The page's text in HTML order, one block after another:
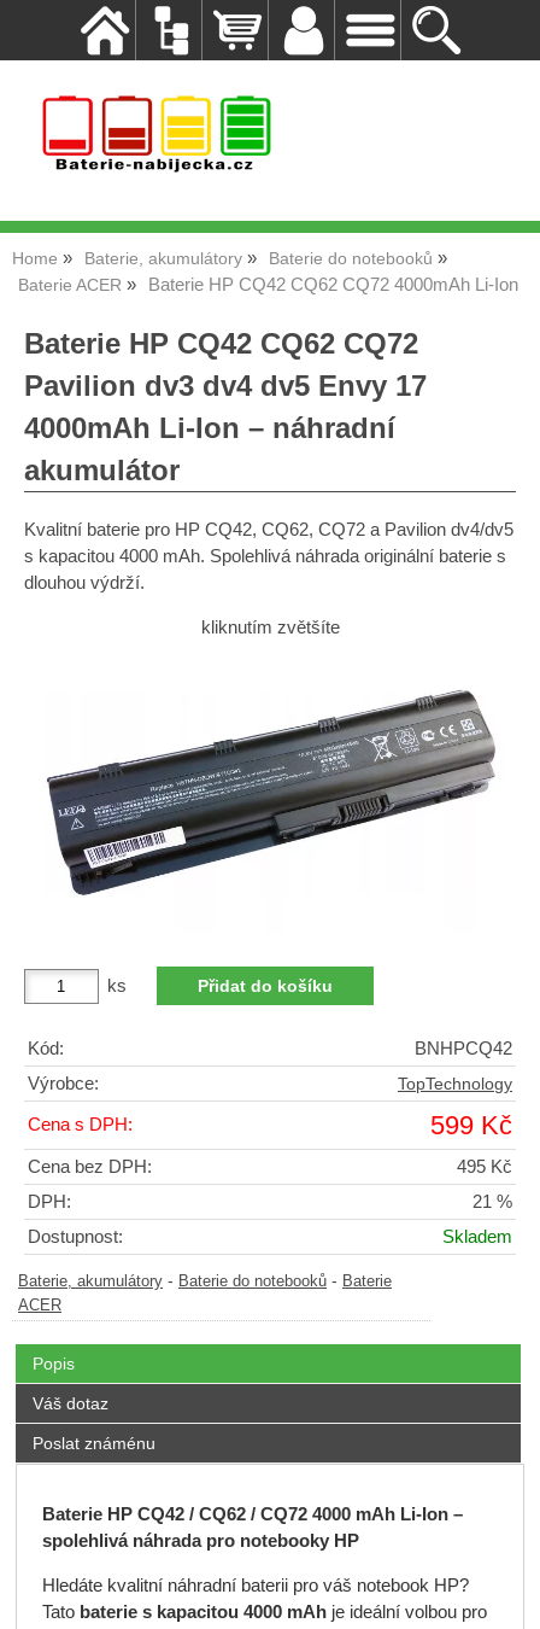
Home Baterie, akumulátory
Baterie do notebooků
Baterie ACER
Baterie HP CQ42 CQ62 CQ72 4000mAh Li-Ion
Baterie HP CQ42 CQ62 CQ72
Pavilion dv3 dv4 dv5 Envy 17
4000mAh Li-Ion – náhradní
akumulátor
Kvalitní baterie pro HP CQ42, CQ62, CQ72 a Pavilion dv4/dv5
s kapacitou 4000 mAh. Spolehlivá náhrada originální baterie s
dlouhou výdrží.
kliknutím zvětšíte
ks
Kód:
BNHPCQ42
Výrobce:
TopTechnology
Cena s DPH: 599 Kč
Cena bez DPH:
495 Kč
DPH:
21 %
Dostupnost:
Skladem
Baterie, akumulátory - Baterie do notebooků - Baterie
ACER
Popis
Váš dotaz
Poslat známénu
Baterie HP CQ42 / CQ62 / CQ72 4000 mAh Li-Ion –
spolehlivá náhrada pro notebooky HP
Hledáte kvalitní náhradní baterii pro váš notebook HP?
Tato baterie s kapacitou 4000 mAhje ideální volbou pro